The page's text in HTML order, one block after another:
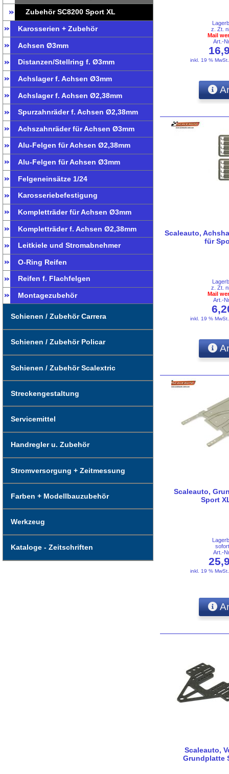
Zubehör SC8200 Sport XL
Karosserien + Zubehör
Achsen Ø3mm
Distanzen/Stellring f. Ø3mm
Achslager f. Achsen Ø3mm
Achslager f. Achsen Ø2,38mm
Spurzahnräder f. Achsen Ø2,38mm
Achszahnräder für Achsen Ø3mm
Alu-Felgen für Achsen Ø2,38mm
Alu-Felgen für Achsen Ø3mm
Felgeneinsätze 1/24
Karosseriebefestigung
Kompletträder für Achsen Ø3mm
Kompletträder f. Achsen Ø2,38mm
Leitkiele und Stromabnehmer
O-Ring Reifen
Reifen f. Flachfelgen
Montagezubehör
Schienen / Zubehör Carrera
Schienen / Zubehör Policar
Schienen / Zubehör Scalextric
Streckengestaltung
Servicemittel
Handregler u. Zubehör
Stromversorgung + Zeitmessung
Farben + Modellbauzubehör
Werkzeug
Kataloge - Zeitschriften
z. Zt.
Mail
Art.-
inkl. 19 %
Scaleauto,
für
z. Zt.
Mail
Art.-
inkl. 19 %
Scaleauto,
Sport
Art.-
inkl. 19 %
Scaleauto,
Grundplatte